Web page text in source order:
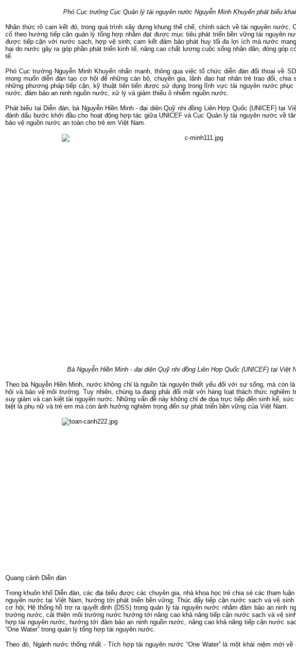
Phó Cục trưởng Cục Quản lý tài nguyên nước Nguyễn Minh Khuyến phát biểu
Nhận thức rõ cam kết đó, trong quá trình xây dựng khung thể chế, chính sách về tài nguyên nước,
cố theo hướng tiếp cận quản lý tổng hợp nhằm đạt được mục tiêu phát triển bền vững tài nguyên
được tiếp cận với nước sạch, hợp vệ sinh; cam kết đảm bảo phát huy tối đa lợi ích mà nước
hại do nước gây ra góp phần phát triển kinh tế, nâng cao chất lượng cuộc sống nhân dân, đóng góp
tế.
Phó Cục trưởng Nguyễn Minh Khuyến nhấn mạnh, thông qua việc tổ chức diễn đàn đối thoại về
mong muốn diễn đàn tạo cơ hội để những cán bộ, chuyên gia, lãnh đạo hạt nhân trẻ trao đổi, chia
những phương pháp tiếp cận, kỹ thuật tiên tiến được sử dụng trong lĩnh vực tài nguyên nước phục
nước, đảm bảo an ninh nguồn nước, xử lý và giảm thiểu ô nhiễm nguồn nước.
Phát biểu tại Diễn đàn, bà Nguyễn Hiền Minh - đại diện Quỹ nhi đồng Liên Hợp Quốc (UNICEF) tại
đánh dấu bước khởi đầu cho hoạt động hợp tác giữa UNICEF và Cục Quản lý tài nguyên nước về
bảo vệ nguồn nước an toàn cho trẻ em Việt Nam.
Bà Nguyễn Hiền Minh - đại diện Quỹ nhi đồng Liên Hợp Quốc (UNICEF) tại Việt
Theo bà Nguyễn Hiền Minh, nước không chỉ là nguồn tài nguyên thiết yếu đối với sự sống, mà còn
hội và bảo vệ môi trường. Tuy nhiên, chúng ta đang phải đối mặt với hàng loạt thách thức nghiêm
suy giảm và cạn kiệt tài nguyên nước. Những vấn đề này không chỉ đe dọa trực tiếp đến sinh kế,
biệt là phụ nữ và trẻ em mà còn ảnh hưởng nghiêm trọng đến sự phát triển bền vững của Việt Nam.
Quang cảnh Diễn đàn
Trong khuôn khổ Diễn đàn, các đại biểu được các chuyên gia, nhà khoa học trẻ chia sẻ các tham
nguyên nước tại Việt Nam, hướng tới phát triển bền vững; Thúc đẩy tiếp cận nước sạch và vệ
cơ hội; Hệ thống hỗ trợ ra quyết định (DSS) trong quản lý tài nguyên nước nhằm đảm bảo an ninh
trường nước, cải thiện môi trường nước hướng tới nâng cao khả năng tiếp cận nước sạch và vệ
hợp tài nguyên nước, hướng tới đảm bảo an ninh nguồn nước, nâng cao khả năng tiếp cận nước
“One Water” trong quản lý tổng hợp tài nguyên nước.
Theo đó, Ngành nước thống nhất - Tích hợp tài nguyên nước “One Water” là một khái niệm mới